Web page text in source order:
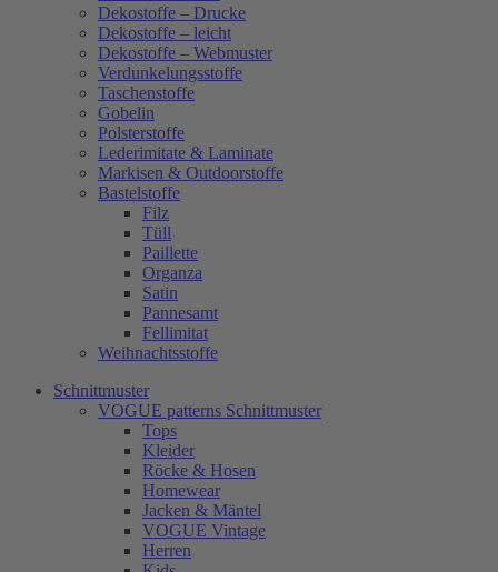
Dekostoffe – Drucke
Dekostoffe – leicht
Dekostoffe – Webmuster
Verdunkelungsstoffe
Taschenstoffe
Gobelin
Polsterstoffe
Lederimitate & Laminate
Markisen & Outdoorstoffe
Bastelstoffe
Filz
Tüll
Paillette
Organza
Satin
Pannesamt
Fellimitat
Weihnachtsstoffe
Schnittmuster
VOGUE patterns Schnittmuster
Tops
Kleider
Röcke & Hosen
Homewear
Jacken & Mäntel
VOGUE Vintage
Herren